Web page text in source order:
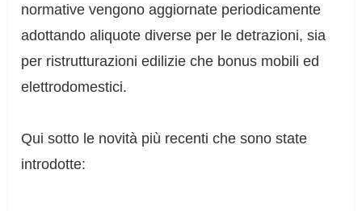
normative vengono aggiornate periodicamente
adottando aliquote diverse per le detrazioni, sia
per ristrutturazioni edilizie che bonus mobili ed
elettrodomestici.
Qui sotto le novità più recenti che sono state
introdotte: